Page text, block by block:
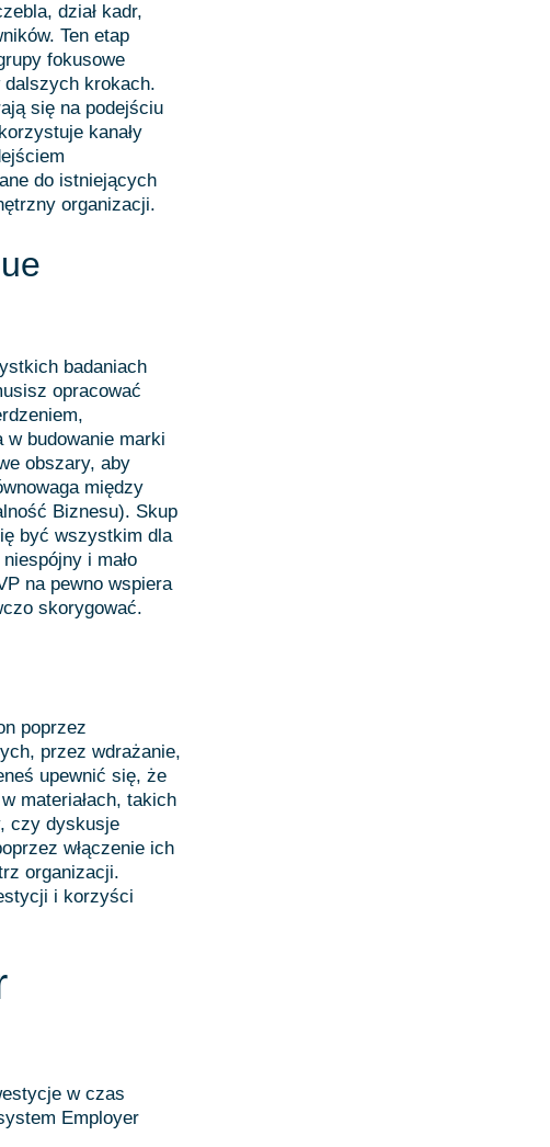
dział kadr,
Ten etap
fokusowe
dalszych krokach.
się na podejściu
kanały
do istniejących
organizacji.
badaniach
opracować
budowanie marki
obszary, aby
między
Biznesu). Skup
być wszystkim dla
i mało
na pewno wspiera
skorygować.
poprzez
przez wdrażanie,
upewnić się, że
materiałach, takich
czy dyskusje
włączenie ich
organizacji.
i korzyści
w czas
Employer